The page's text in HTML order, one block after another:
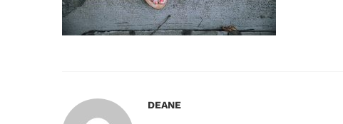
DEANE